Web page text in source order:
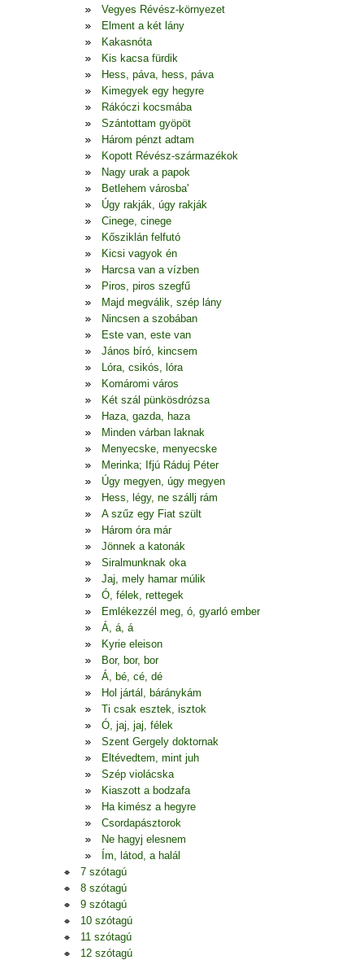
Vegyes Révész-környezet
Elment a két lány
Kakasnóta
Kis kacsa fürdik
Hess, páva, hess, páva
Kimegyek egy hegyre
Rákóczi kocsmába
Szántottam gyöpöt
Három pénzt adtam
Kopott Révész-származékok
Nagy urak a papok
Betlehem városba'
Úgy rakják, úgy rakják
Cinege, cinege
Kősziklán felfutó
Kicsi vagyok én
Harcsa van a vízben
Piros, piros szegfű
Majd megválik, szép lány
Nincsen a szobában
Este van, este van
János bíró, kincsem
Lóra, csikós, lóra
Komáromi város
Két szál pünkösdrózsa
Haza, gazda, haza
Minden várban laknak
Menyecske, menyecske
Merinka; Ifjú Ráduj Péter
Úgy megyen, úgy megyen
Hess, légy, ne szállj rám
A szűz egy Fiat szült
Három óra már
Jönnek a katonák
Siralmunknak oka
Jaj, mely hamar múlik
Ó, félek, rettegek
Emlékezzél meg, ó, gyarló ember
Á, á, á
Kyrie eleison
Bor, bor, bor
Á, bé, cé, dé
Hol jártál, báránykám
Ti csak esztek, isztok
Ó, jaj, jaj, félek
Szent Gergely doktornak
Eltévedtem, mint juh
Szép violácska
Kiaszott a bodzafa
Ha kimész a hegyre
Csordapásztorok
Ne hagyj elesnem
Ím, látod, a halál
7 szótagú
8 szótagú
9 szótagú
10 szótagú
11 szótagú
12 szótagú